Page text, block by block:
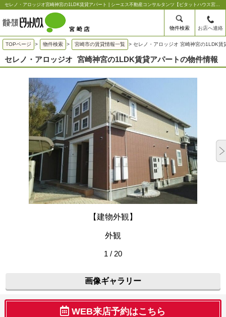
セレノ・アロッジオ宮崎神宮の1LDK賃貸アパート | シーエス不動産コンサルタンツ【ピタットハウス宮崎店】
物件検索 お店へ連絡
TOPページ > 物件検索 > 宮崎市の賃貸情報一覧 > セレノ・アロッジオ 宮崎神宮の1LDK賃
セレノ・アロッジオ 宮崎神宮の1LDK賃貸アパートの物件情報
【建物外観】
外観
1 / 20
画像ギャラリー
WEB来店予約はこちら